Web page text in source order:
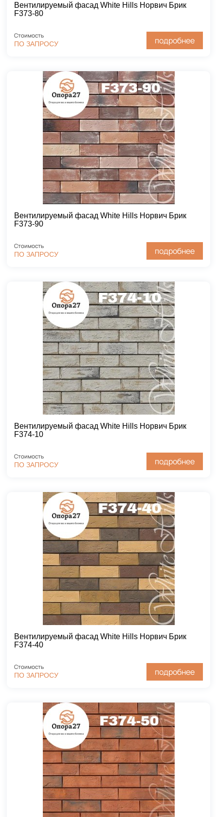
Вентилируемый фасад White Hills Норвич Брик
F373-80
Стоимость
ПО ЗАПРОСУ
подробнее
Вентилируемый фасад White Hills Норвич Брик
F373-90
Стоимость
ПО ЗАПРОСУ
подробнее
Вентилируемый фасад White Hills Норвич Брик
F374-10
Стоимость
ПО ЗАПРОСУ
подробнее
Вентилируемый фасад White Hills Норвич Брик
F374-40
Стоимость
ПО ЗАПРОСУ
подробнее